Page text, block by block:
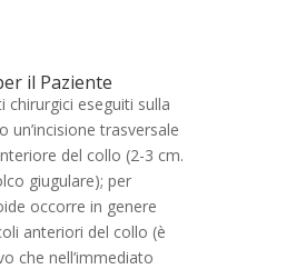
il Paziente
chirurgici eseguiti sulla
un’incisione trasversale
del collo (2-3 cm.
giugulare); per
occorre in genere
anteriori del collo (è
che nell’immediato